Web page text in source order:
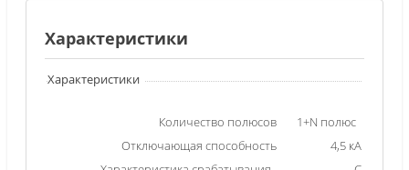
Характеристики
Характеристики
Количество полюсов
1+N полюс
Отключающая способность
4,5 кА